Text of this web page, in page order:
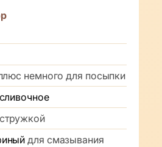
немного для посыпки
стружкой
для смазывания